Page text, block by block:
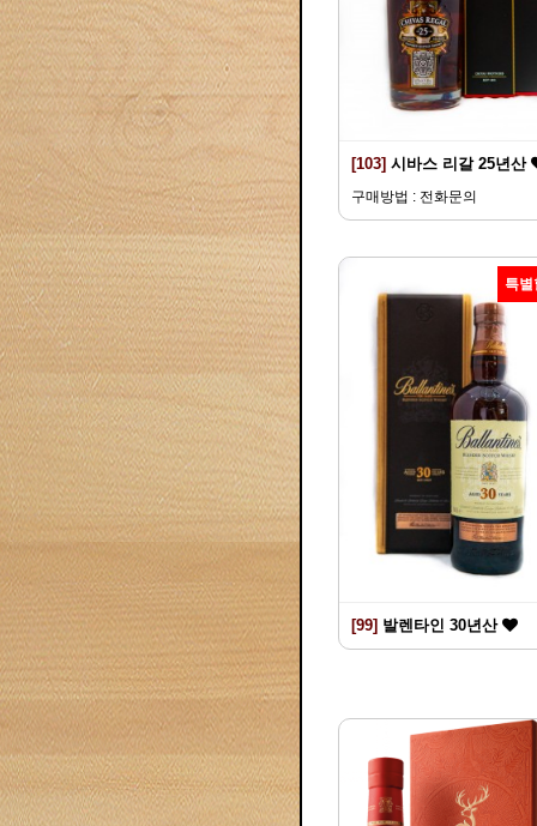
[103] 시바스 리갈 25년산
구매방법 : 전화문의
특별
[99] 발렌타인 30년산